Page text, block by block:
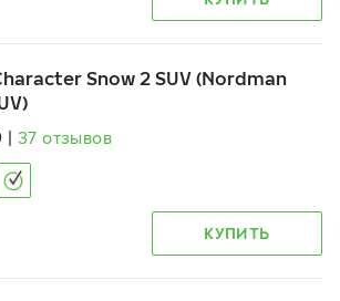
Snow 2 SUV (Nordman
37 отзывов
КУПИТЬ